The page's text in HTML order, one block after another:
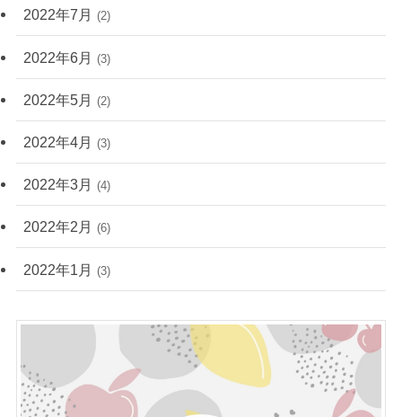
2022年7月 (2)
2022年6月 (3)
2022年5月 (2)
2022年4月 (3)
2022年3月 (4)
2022年2月 (6)
2022年1月 (3)